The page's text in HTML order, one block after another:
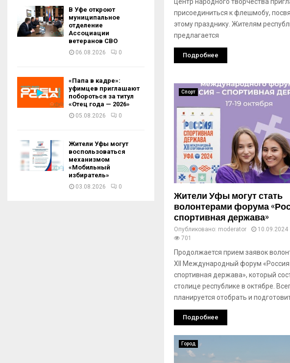
присоединиться к флешмобу,
этому празднику. Жителям
предлагается
Подробнее
Спорт
Жители Уфы могут стать
волонтерами форума
спортивная держава»
Опубликовано: moderator 10.09.2024
701
Продолжается прием заявок
XII Международный форум
спортивная держава», который
столице республике в октябре.
планируется отобрать и
Подробнее
Город
В Уфе откроют
муниципальное
отделение
Ассоциации
ветеранов СВО
06.08.2026 0
«Папа в кадре»:
уфимцев приглашают
побороться за титул
«Отец года — 2026»
05.08.2026 0
Жители Уфы могут
воспользоваться
механизмом
«Мобильный
избиратель»
03.08.2026 0